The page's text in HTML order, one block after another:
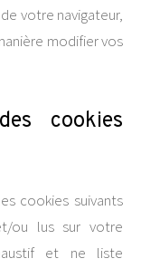
votre navigateur,
modifier vos
cookies
cookies suivants
ou lus sur votre
et ne liste